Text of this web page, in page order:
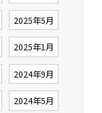
2025年5月
2025年1月
2024年9月
2024年5月